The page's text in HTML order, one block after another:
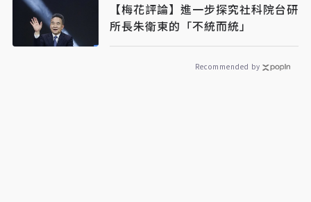
【梅花評論】進一步探究社科院台研
所長朱衛東的「不統而統」
Recommended by